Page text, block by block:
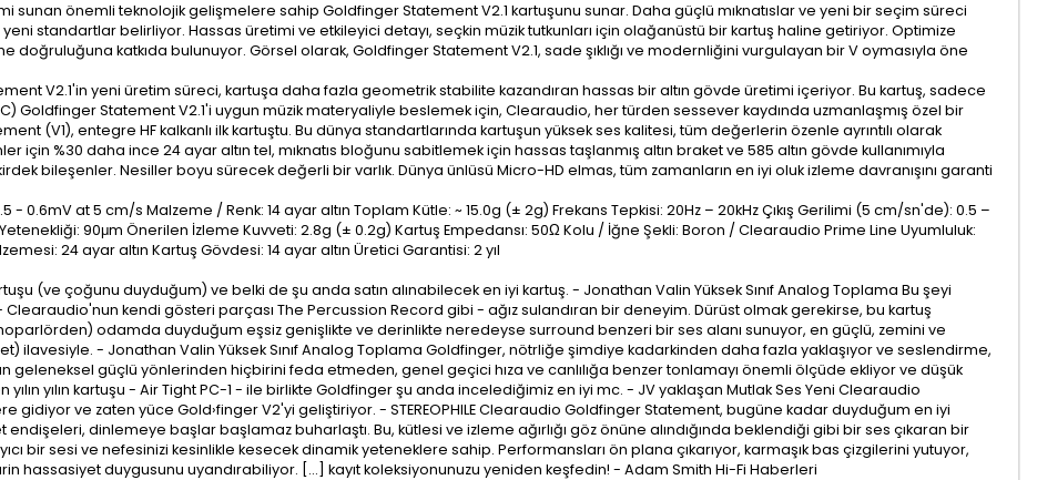
sunan önemli teknolojik gelişmelere sahip Goldfinger Statement V2.1 kartuşunu sunar. Daha güçlü mıknatıslar ve yeni bir seçim süreci
standartlar belirliyor. Hassas üretimi ve etkileyici detayı, seçkin müzik tutkunları için olağanüstü bir kartuş haline getiriyor. Optimize
doğruluğuna katkıda bulunuyor. Görsel olarak, Goldfinger Statement V2.1, sade şıklığı ve modernliğini vurgulayan bir V oymasıyla öne
V2.1'in yeni üretim süreci, kartuşa daha fazla geometrik stabilite kazandıran hassas bir altın gövde üretimi içeriyor. Bu kartuş, sadece
Goldfinger Statement V2.1'i uygun müzik materyaliyle beslemek için, Clearaudio, her türden sessever kaydında uzmanlaşmış özel bir
(V1), entegre HF kalkanlı ilk kartuştu. Bu dünya standartlarında kartuşun yüksek ses kalitesi, tüm değerlerin özenle ayrıntılı olarak
için %30 daha ince 24 ayar altın tel, mıknatıs bloğunu sabitlemek için hassas taşlanmış altın braket ve 585 altın gövde kullanımıyla
bileşenler. Nesiller boyu sürecek değerli bir varlık. Dünya ünlüsü Micro-HD elmas, tüm zamanların en iyi oluk izleme davranışını garanti
- 0.6mV at 5 cm/s Malzeme / Renk: 14 ayar altın Toplam Kütle: ~ 15.0g (± 2g) Frekans Tepkisi: 20Hz – 20kHz Çıkış Gerilimi (5 cm/sn'de): 0.5 –
90μm Önerilen İzleme Kuvveti: 2.8g (± 0.2g) Kartuş Empedansı: 50Ω Kolu / İğne Şekli: Boron / Clearaudio Prime Line Uyumluluk:
24 ayar altın Kartuş Gövdesi: 14 ayar altın Üretici Garantisi: 2 yıl
(ve çoğunu duyduğum) ve belki de şu anda satın alınabilecek en iyi kartuş. - Jonathan Valin Yüksek Sınıf Analog Toplama Bu şeyi
kendi gösteri parçası The Percussion Record gibi - ağız sulandıran bir deneyim. Dürüst olmak gerekirse, bu kartuş
odamda duyduğum eşsiz genişlikte ve derinlikte neredeyse surround benzeri bir ses alanı sunuyor, en güçlü, zemini ve
ilavesiyle. - Jonathan Valin Yüksek Sınıf Analog Toplama Goldfinger, nötrliğe şimdiye kadarkinden daha fazla yaklaşıyor ve seslendirme,
geleneksel güçlü yönlerinden hiçbirini feda etmeden, genel geçici hıza ve canlılığa benzer tonlamayı önemli ölçüde ekliyor ve düşük
yılın yılın kartuşu - Air Tight PC-1 - ile birlikte Goldfinger şu anda incelediğimiz en iyi mc. - JV yaklaşan Mutlak Ses Yeni Clearaudio
ve zaten yüce Gold›finger V2'yi geliştiriyor. - STEREOPHILE Clearaudio Goldfinger Statement, bugüne kadar duyduğum en iyi
dinlemeye başlar başlamaz buharlaştı. Bu, kütlesi ve izleme ağırlığı göz önüne alındığında beklendiği gibi bir ses çıkaran bir
bir sesi ve nefesinizi kesinlikle kesecek dinamik yeteneklere sahip. Performansları ön plana çıkarıyor, karmaşık bas çizgilerini yutuyor,
hassasiyet duygusunu uyandırabiliyor. [...] kayıt koleksiyonunuzu yeniden keşfedin! - Adam Smith Hi-Fi Haberleri